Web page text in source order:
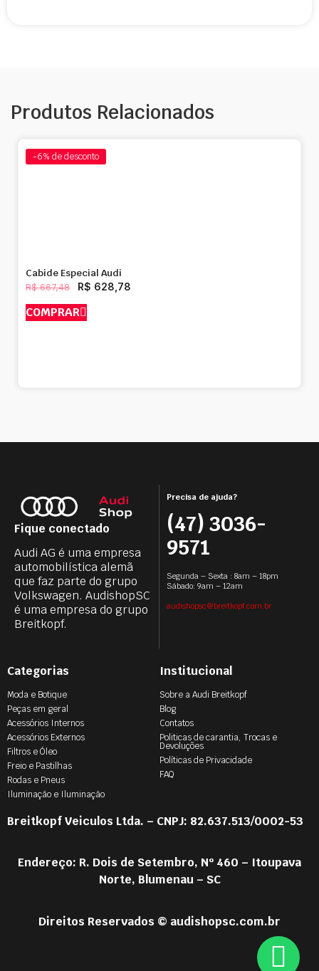
Produtos Relacionados
-6% de desconto
Cabide Especial Audi
R$667,48 R$ 628,78
COMPRAR
Fique conectado
Audi AG é uma empresa
automobilística alemã
que faz parte do grupo
Volkswagen. AudishopSC
é uma empresa do grupo
Breitkopf.
Precisa de ajuda?
(47) 3036-
9571
Segunda – Sexta : 8am – 18pm
Sábado: 9am – 12am
audishopsc@breitkopf.com.br
Categorias
Moda e Botique
Peças em geral
Acessórios Internos
Acessórios Externos
Filtros e Óleo
Freio e Pastilhas
Rodas e Pneus
Iluminação e Iluminação
Institucional
Sobre a Audi Breitkopf
Blog
Contatos
Politicas de carantia, Trocas e
Devoluções
Políticas de Privacidade
FAQ
Breitkopf Veiculos Ltda. – CNPJ: 82.637.513/0002-53
Endereço: R. Dois de Setembro, Nº 460 – Itoupava
Norte, Blumenau – SC
Direitos Reservados © audishopsc.com.br